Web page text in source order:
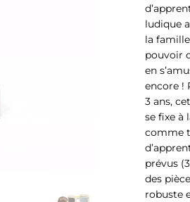
ludique
la
pouvoir
en
encore !
3 ans,
se fixe à
comme
prévus
des
robuste